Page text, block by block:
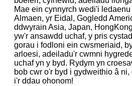
Mae ein cynnyrch wedi'i
Almaen, yr Eidal, Gogledd
ddwyrain Asia, Japan,
yw'r ansawdd uchaf, y pris
gorau i fodloni ein cwsmeriaid,
arloesi, adeiladu'r cwmni
uchaf yn y byd. Rydym yn
bob cwr o'r byd i gydweithio â
i'r ddau ohonom!